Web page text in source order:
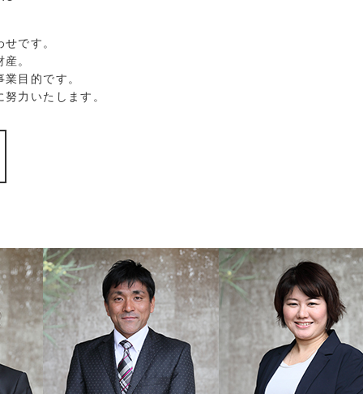
です。
。
目的です。
力いたします。